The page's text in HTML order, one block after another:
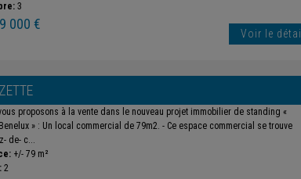
3
000 €
Voir le détail
proposons à la vente dans le nouveau projet immobilier de standing «
» : Un local commercial de 79m2. - Ce espace commercial se trouve
de- c...
+/- 79 m²
2